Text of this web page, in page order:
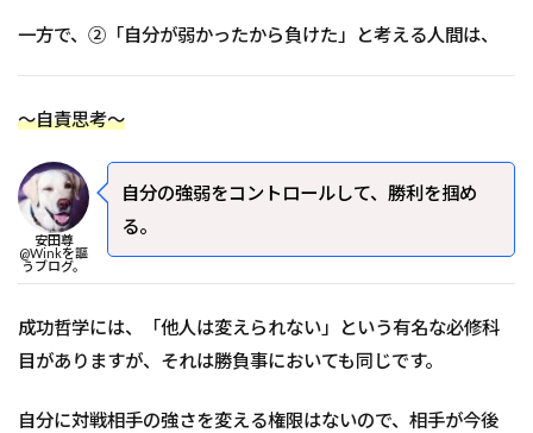
一方で、②「自分が弱かったから負けた」と考える人間は、
～自責思考～
安田尊
@Winkを謳
うブログ。
自分の強弱をコントロールして、勝利を掴め
る。
成功哲学には、「他人は変えられない」という有名な必修科
目がありますが、それは勝負事においても同じです。
自分に対戦相手の強さを変える権限はないので、相手が今後